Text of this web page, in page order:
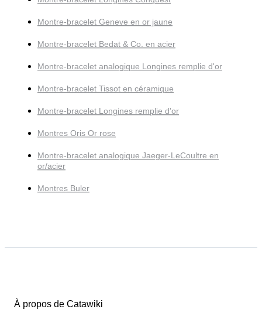
Montre-bracelet Geneve en or jaune
Montre-bracelet Bedat & Co. en acier
Montre-bracelet analogique Longines remplie d'or
Montre-bracelet Tissot en céramique
Montre-bracelet Longines remplie d'or
Montres Oris Or rose
Montre-bracelet analogique Jaeger-LeCoultre en
or/acier
Montres Buler
À propos de Catawiki